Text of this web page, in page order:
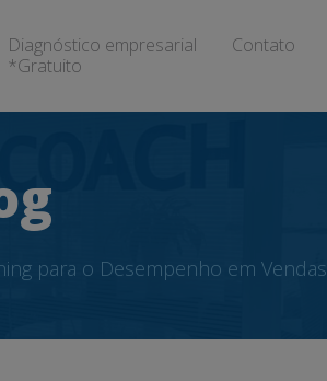
Diagnóstico empresarial
*Gratuito
Contato
para o Desempenho em Vendas